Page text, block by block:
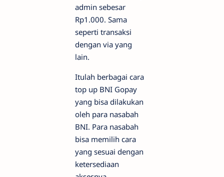
admin sebesar
Rp1.000. Sama
seperti transaksi
dengan via yang
lain.
Itulah berbagai cara
top up BNI Gopay
yang bisa dilakukan
oleh para nasabah
BNI. Para nasabah
bisa memilih cara
yang sesuai dengan
ketersediaan